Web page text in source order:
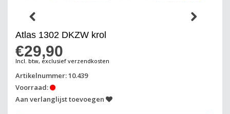
Atlas 1302 DKZW krol
€29,90
Incl. btw, exclusief verzendkosten
Artikelnummer: 10.439
Voorraad:
Aan verlanglijst toevoegen